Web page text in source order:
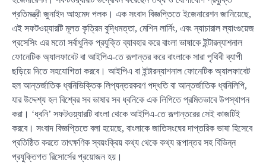
প্রতিমন্ত্রী জুনাইদ আহমেদ পলক। এক সংবাদ বিজ্ঞপ্তিতে ইজেনারেশন জানিয়েছে,
এই সফটওয়্যারটি মূলত কৃত্রিম বুদ্ধিমত্তা, মেশিন লার্নিং, এবং ন্যাচারাল ল্যাংগুয়েজ
প্রসেসিং এর মতো সর্বাধুনিক প্রযুক্তি ব্যাবহার করে বাংলা ভাষাকে ইন্টারন্যাশনাল
ফোনেটিক অ্যালফাবেট বা আইপিএ-তে রূপান্তর করে বাংলাকে সারা পৃথিবী ব্যাপী
ছড়িয়ে দিতে সহযোগিতা করবে। আইপিএ বা ইন্টারন্যাশনাল ফোনেটিক অ্যালফাবেট
হল আন্তর্জাতিক ধ্বনিভিক্তিক লিপ্যন্তরকরণ পদ্ধতি বা আন্তর্জাতিক ধ্বনিলিপি,
যার উদ্দেশ্য হল বিশ্বের সব ভাষার সব ধ্বনিকে এক লিপিতে প্রমিতভাবে উপস্থাপন
করা। ‘ধ্বনি’ সফটওয়্যারটি বাংলা থেকে আইপিএ-তে রূপান্তরের সেই কাজটিই
করবে। সংবাদ বিজ্ঞপ্তিতে বলা হয়েছে, বাংলাকে জাতিসংঘের দাপ্তরিক ভাষা হিসেবে
প্রতিষ্ঠিত করতে তাৎক্ষণিক স্বয়ংক্রিয় কথ্য থেকে কথ্য রূপান্তর সহ বিভিন্ন
প্রযুক্তিগত রিসোর্সের প্রয়োজন হয়।